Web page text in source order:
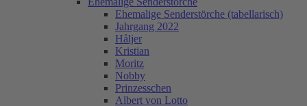
Ehemalige Senderstörche (tabellarisch)
Jahrgang 2022
Håljer
Kristian
Moritz
Nobby
Prinzesschen
Albert von Lotto